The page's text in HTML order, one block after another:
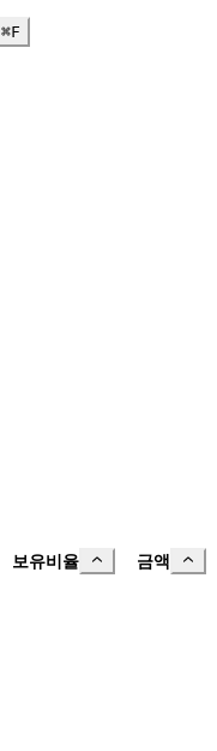
⌘F
보유비율 금액